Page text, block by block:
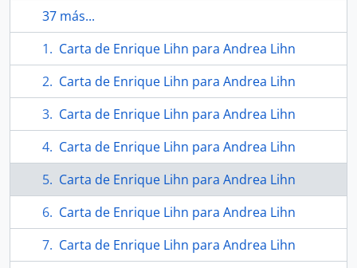
37 más...
Carta de Enrique Lihn para Andrea Lihn
Carta de Enrique Lihn para Andrea Lihn
Carta de Enrique Lihn para Andrea Lihn
Carta de Enrique Lihn para Andrea Lihn
Carta de Enrique Lihn para Andrea Lihn
Carta de Enrique Lihn para Andrea Lihn
Carta de Enrique Lihn para Andrea Lihn